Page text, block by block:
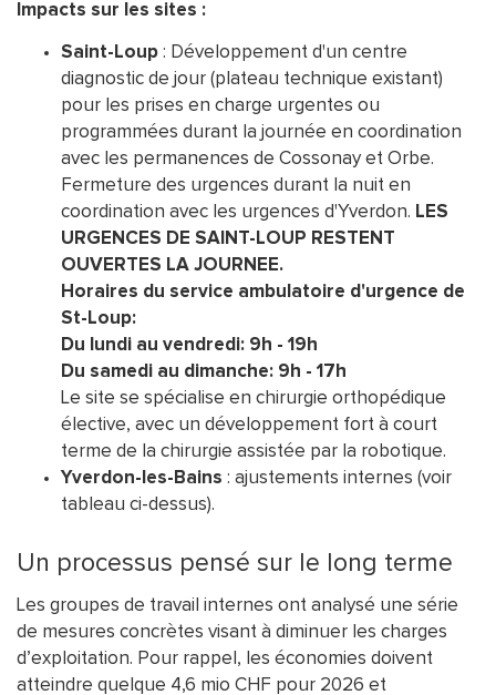
Impacts sur les sites :
Saint-Loup : Développement d'un centre
diagnostic de jour (plateau technique existant)
pour les prises en charge urgentes ou
programmées durant la journée en coordination
avec les permanences de Cossonay et Orbe.
Fermeture des urgences durant la nuit en
coordination avec les urgences d'Yverdon. LES
URGENCES DE SAINT-LOUP RESTENT
OUVERTES LA JOURNEE.
Horaires du service ambulatoire d'urgence de
St-Loup:
Du lundi au vendredi: 9h - 19h
Du samedi au dimanche: 9h - 17h
Le site se spécialise en chirurgie orthopédique
élective, avec un développement fort à court
terme de la chirurgie assistée par la robotique.
Yverdon-les-Bains : ajustements internes (voir
tableau ci-dessus).
Un processus pensé sur le long terme
Les groupes de travail internes ont analysé une série
de mesures concrètes visant à diminuer les charges
d’exploitation. Pour rappel, les économies doivent
atteindre quelque 4,6 mio CHF pour 2026 et